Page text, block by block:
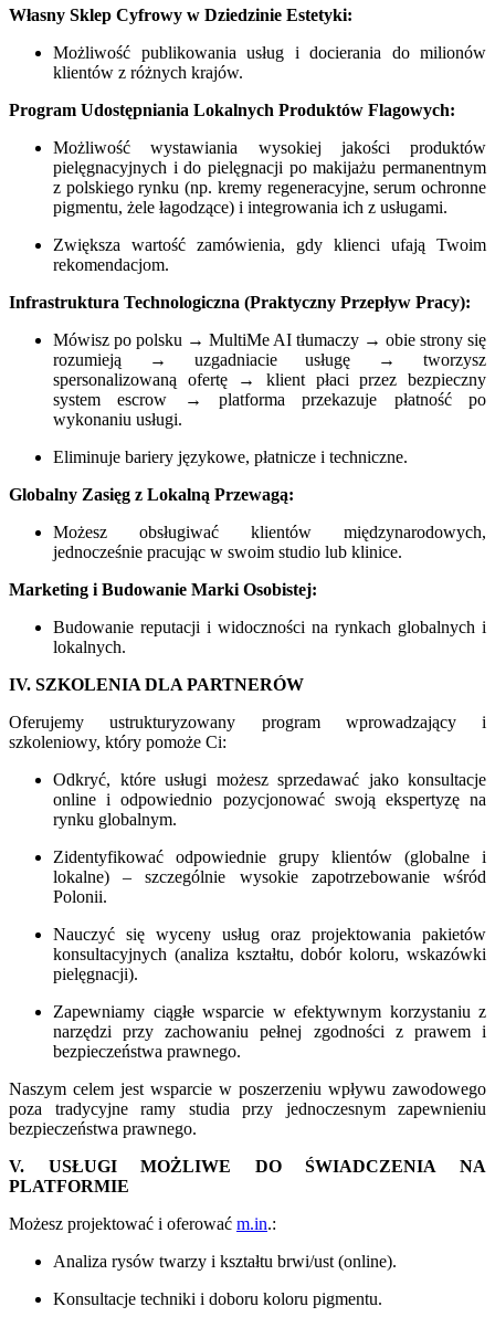
Własny Sklep Cyfrowy w Dziedzinie Estetyki:
Możliwość publikowania usług i docierania do milionów
klientów z różnych krajów.
Program Udostępniania Lokalnych Produktów Flagowych:
Możliwość wystawiania wysokiej jakości produktów
pielęgnacyjnych i do pielęgnacji po makijażu permanentnym
z polskiego rynku (np. kremy regeneracyjne, serum ochronne
pigmentu, żele łagodzące) i integrowania ich z usługami.
Zwiększa wartość zamówienia, gdy klienci ufają Twoim
rekomendacjom.
Infrastruktura Technologiczna (Praktyczny Przepływ Pracy):
Mówisz po polsku → MultiMe AI tłumaczy → obie strony się
rozumieją → uzgadniacie usługę → tworzysz
spersonalizowaną ofertę → klient płaci przez bezpieczny
system escrow → platforma przekazuje płatność po
wykonaniu usługi.
Eliminuje bariery językowe, płatnicze i techniczne.
Globalny Zasięg z Lokalną Przewagą:
Możesz obsługiwać klientów międzynarodowych,
jednocześnie pracując w swoim studio lub klinice.
Marketing i Budowanie Marki Osobistej:
Budowanie reputacji i widoczności na rynkach globalnych i
lokalnych.
IV. SZKOLENIA DLA PARTNERÓW
Oferujemy ustrukturyzowany program wprowadzający i
szkoleniowy, który pomoże Ci:
Odkryć, które usługi możesz sprzedawać jako konsultacje
online i odpowiednio pozycjonować swoją ekspertyzę na
rynku globalnym.
Zidentyfikować odpowiednie grupy klientów (globalne i
lokalne) – szczególnie wysokie zapotrzebowanie wśród
Polonii.
Nauczyć się wyceny usług oraz projektowania pakietów
konsultacyjnych (analiza kształtu, dobór koloru, wskazówki
pielęgnacji).
Zapewniamy ciągłe wsparcie w efektywnym korzystaniu z
narzędzi przy zachowaniu pełnej zgodności z prawem i
bezpieczeństwa prawnego.
Naszym celem jest wsparcie w poszerzeniu wpływu zawodowego
poza tradycyjne ramy studia przy jednoczesnym zapewnieniu
bezpieczeństwa prawnego.
V. USŁUGI MOŻLIWE DO ŚWIADCZENIA NA
PLATFORMIE
Możesz projektować i oferować m.in.:
Analiza rysów twarzy i kształtu brwi/ust (online).
Konsultacje techniki i doboru koloru pigmentu.